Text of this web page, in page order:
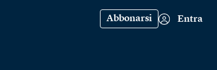
Abbonarsi Entra